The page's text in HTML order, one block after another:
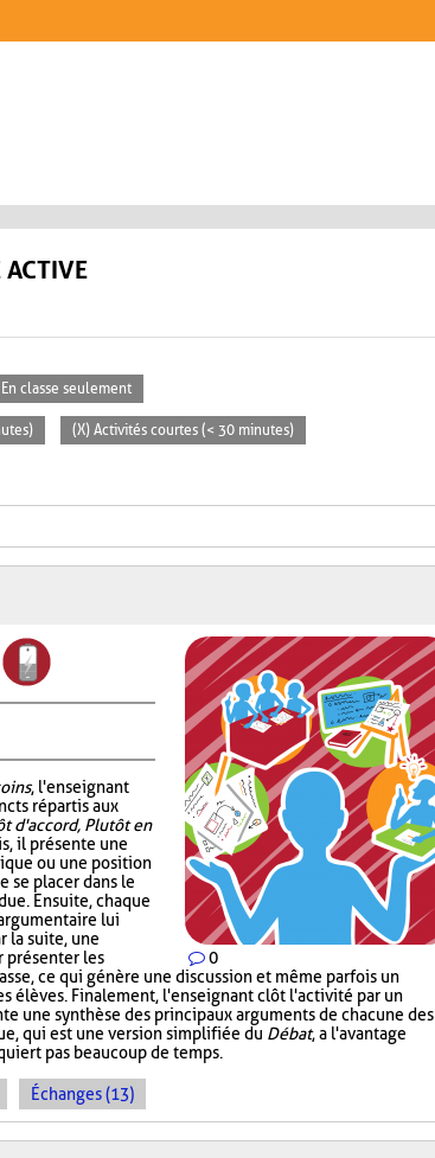
ACTIVE
classe seulement
(X) Activités courtes (< 30 minutes)
0
, l'enseignant
répartis aux
d'accord, Plutôt en
il présente une
ou une position
se placer dans le
Ensuite, chaque
lui
la suite, une
présenter les
ce qui génère une discussion et même parfois un
élèves. Finalement, l'enseignant clôt l'activité par un
une synthèse des principaux arguments de chacune des
qui est une version simplifiée du Débat, a l'avantage
pas beaucoup de temps.
Échanges (13)